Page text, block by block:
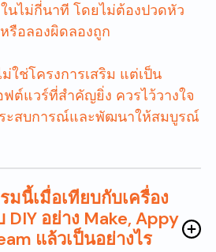
นไม่กี่นาที โดยไม่ต้องปวดหัว
รือลองผิดลองถูก
ใช่โครงการเสริม แต่เป็น
ต์แวร์ที่สำคัญยิ่ง ควรไว้วางใจ
ะสบการณ์และพัฒนาให้สมบูรณ์
มนี้เมื่อเทียบกับเครื่อง
อย่าง Make, Appy
แล้วเป็นอย่างไร